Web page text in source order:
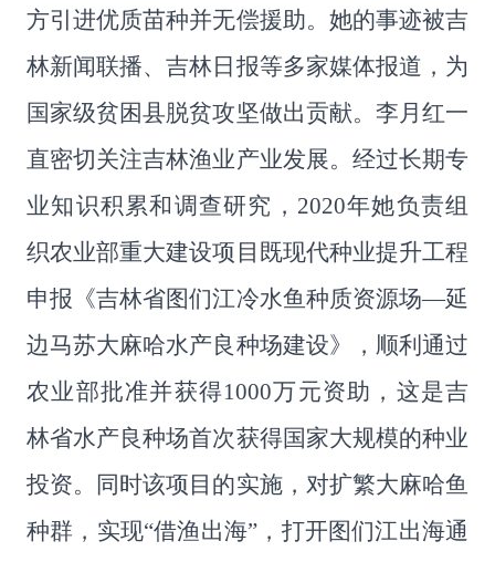
方引进优质苗种并无偿援助。她的事迹被吉
林新闻联播、吉林日报等多家媒体报道，为
国家级贫困县脱贫攻坚做出贡献。李月红一
直密切关注吉林渔业产业发展。经过长期专
业知识积累和调查研究， 2020年她负责组
织农业部重大建设项目既现代种业提升工程
申报《吉林省图们江冷水鱼种质资源场—延
边马苏大麻哈水产良种场建设》，顺利通过
农业部批准并获得1000万元资助，这是吉
林省水产良种场首次获得国家大规模的种业
投资。同时该项目的实施，对扩繁大麻哈鱼
种群，实现“借渔出海” ，打开图们江出海通